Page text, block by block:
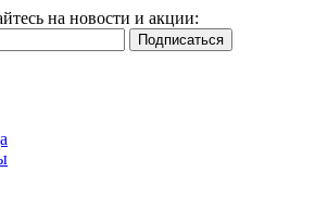
на новости и акции: